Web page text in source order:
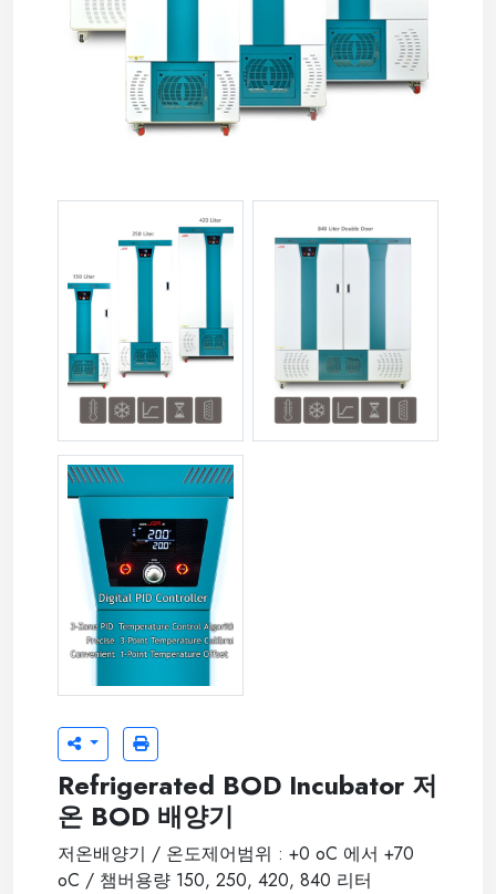
jsbi-xxxc-02-1.jpg jsbi-xxxc-03-1.jpg
jsbi-xxxc-05-1.jpg
Refrigerated BOD Incubator 저
온 BOD 배양기
저온배양기 / 온도제어범위 : +0 oC 에서 +70
oC / 챔버용량 150, 250, 420, 840 리터